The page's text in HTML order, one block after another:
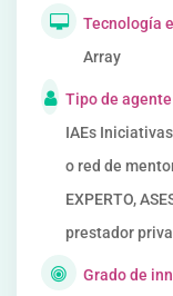
Tecnología
Array
Tipo de agente
IAEs
o red de
EXPERTO,
prestador
Grado de